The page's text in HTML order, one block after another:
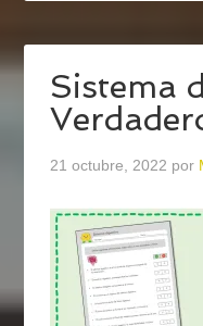
Sistema
21 octubre, 2022 por